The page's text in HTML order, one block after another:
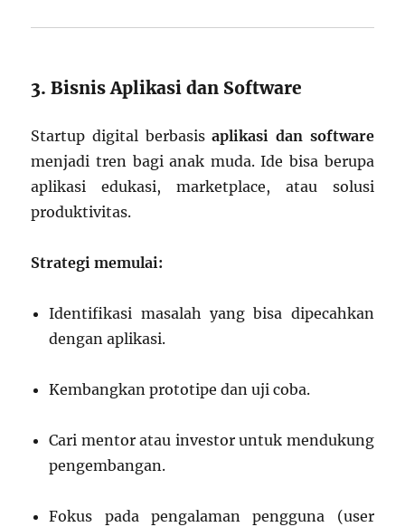
3. Bisnis Aplikasi dan Software
Startup digital berbasisaplikasi dan software
menjadi tren bagi anak muda. Ide bisa berupa
aplikasi edukasi, marketplace, atau solusi
produktivitas.
Strategi memulai:
Identifikasi masalah yang bisa dipecahkan
dengan aplikasi.
Kembangkan prototipe dan uji coba.
Cari mentor atau investor untuk mendukung
pengembangan.
Fokus pada pengalaman pengguna (user